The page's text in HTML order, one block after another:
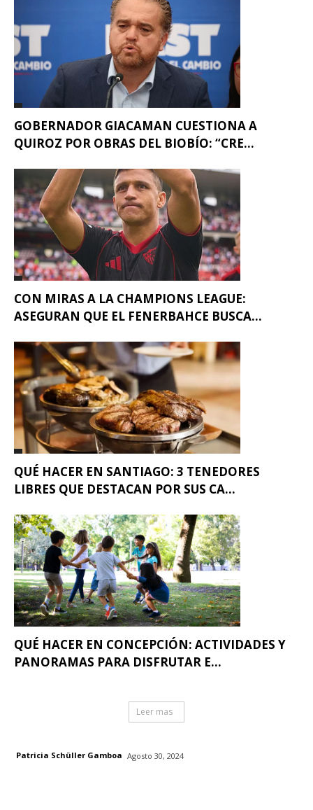
GOBERNADOR GIACAMAN CUESTIONA A
QUIROZ POR OBRAS DEL BIOBÍO: “CRE...
CON MIRAS A LA CHAMPIONS LEAGUE:
ASEGURAN QUE EL FENERBAHCE BUSCA...
QUÉ HACER EN SANTIAGO: 3 TENEDORES
LIBRES QUE DESTACAN POR SUS CA...
QUÉ HACER EN CONCEPCIÓN: ACTIVIDADES Y
PANORAMAS PARA DISFRUTAR E...
Leer mas
Patricia Schüller Gamboa Agosto 30, 2024